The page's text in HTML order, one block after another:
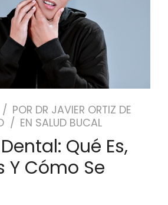
POR DR JAVIER ORTIZ DE
EN SALUD BUCAL
Qué Es,
Y Cómo Se